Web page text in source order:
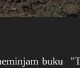
buku